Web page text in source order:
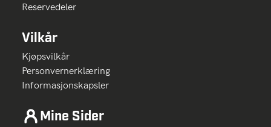
Reservedeler
Vilkår
Kjøpsvilkår
Personvernerklæring
Informasjonskapsler
Mine Sider